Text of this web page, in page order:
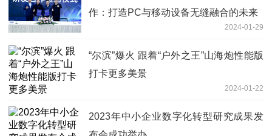
作：打造PC与移动设备无缝融合的未来
2024-01-29
“尔滨”爆火 跟着“户外之王”山海炮性能版
打卡更多美景
2024-01-22
2023年中小企业数字化转型研究成果发